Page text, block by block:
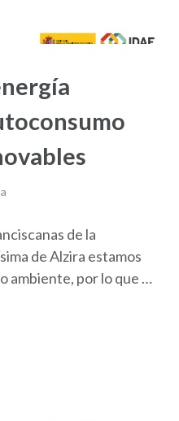
de la
de Alzira estamos
ambiente, por lo que …